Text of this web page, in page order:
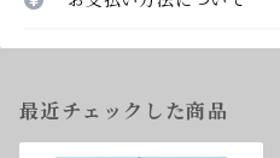
最近チェックした商品